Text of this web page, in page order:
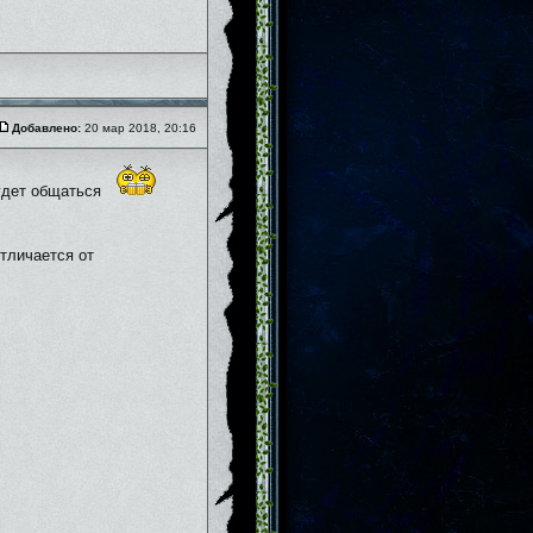
Добавлено: 20 мар 2018, 20:16
общаться
от